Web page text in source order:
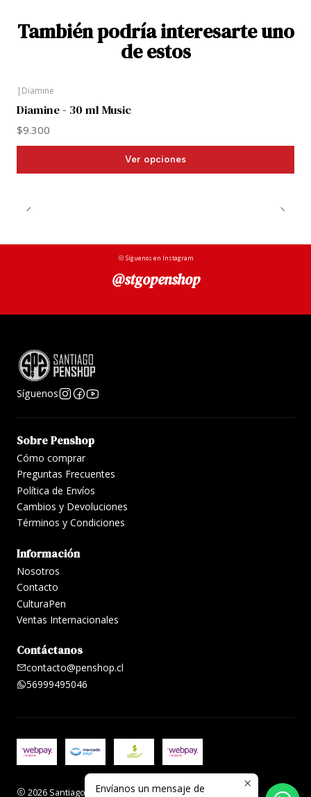
También podría interesarte uno
de estos
| Diamine
Diamine - 30 ml Music
$9.300
Ver opciones
Síguenos en Instagram
@stgopenshop
Síguenos
Sobre Penshop
Cómo comprar
Preguntas Frecuentes
Política de Envíos
Cambios y Devoluciones
Términos y Condiciones
Información
Nosotros
Contacto
CulturaPen
Ventas Internacionales
Contáctanos
contacto@penshop.cl
56999495046
2026 Santiago Penshop plumas, lapiceras y accesorios.
Envíanos un mensaje de